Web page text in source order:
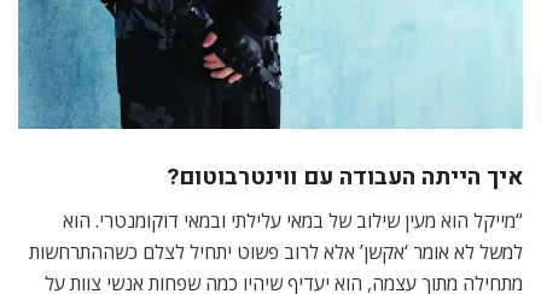
איך הייתה העבודה עם ווינטרבוטום?
“מייקל הוא מעין שילוב של במאי עלילתי ובמאי דוקומנטרי. הוא
למשל לא אומר ‘אקשן’ אלא לרוב פשוט יתחיל לצלם כשההתרחשות
מתחילה מתוך עצמה, הוא יעדיף שיהיו כמה שפחות אנשי צוות על